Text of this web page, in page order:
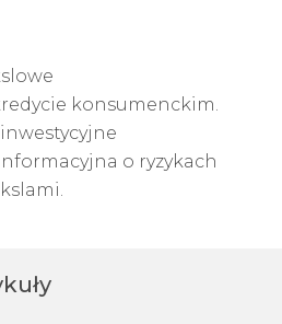
konsumenckim.
o ryzykach